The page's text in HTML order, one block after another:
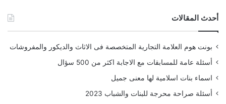
أحدث المقالات
بونت هوم العلامة التجارية المتخصصة فى الاثاث والديكور والمفروشات
أسئلة عامة للمسابقات مع الاجابة اكثر من 500 سؤال
اسماء بنات اسلامية لها معنى جميل
أسئلة صراحة محرجة للبنات والشباب 2023